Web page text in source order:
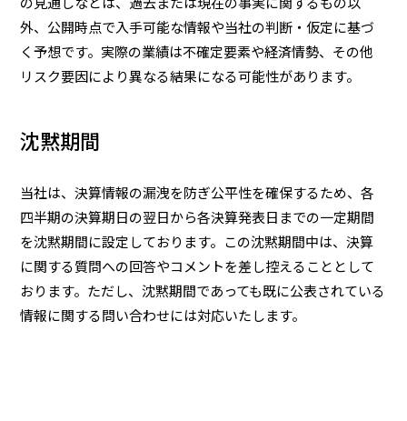
外、公開時点で入手可能な情報や当社の判断・仮定に基づ
く予想です。実際の業績は不確定要素や経済情勢、その他
リスク要因により異なる結果になる可能性があります。
沈黙期間
当社は、決算情報の漏洩を防ぎ公平性を確保するため、各
四半期の決算期日の翌日から各決算発表日までの一定期間
を沈黙期間に設定しております。この沈黙期間中は、決算
に関する質問への回答やコメントを差し控えることとして
おります。ただし、沈黙期間であっても既に公表されている
情報に関する問い合わせには対応いたします。